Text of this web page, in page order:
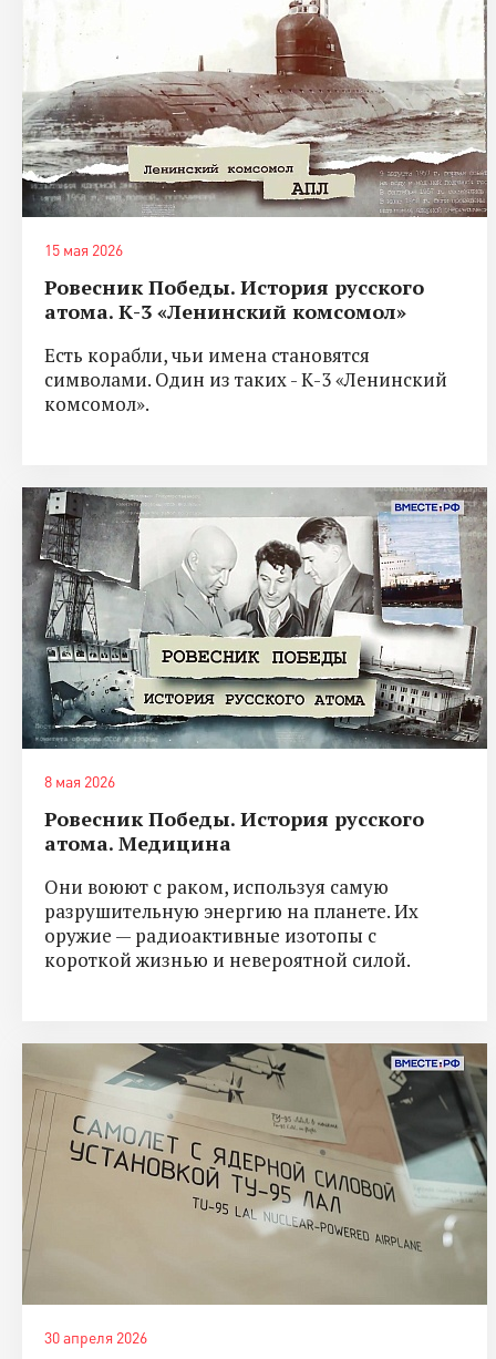
15 мая 2026
Ровесник Победы. История русского
атома. К-3 «Ленинский комсомол»
Есть корабли, чьи имена становятся
символами. Один из таких - К-3 «Ленинский
комсомол».
8 мая 2026
Ровесник Победы. История русского
атома. Медицина
Они воюют с раком, используя самую
разрушительную энергию на планете. Их
оружие — радиоактивные изотопы с
короткой жизнью и невероятной силой.
30 апреля 2026